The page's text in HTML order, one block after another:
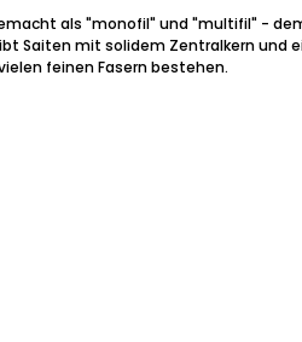
als "monofil" und "multifil" -
Saiten mit solidem Zentralkern
feinen Fasern bestehen.